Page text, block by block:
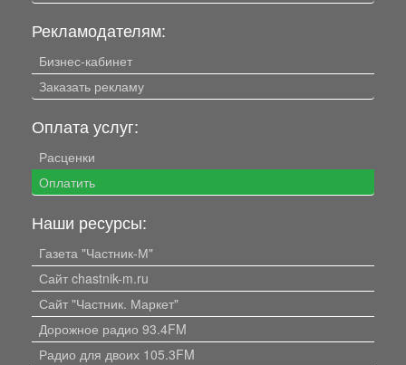
Рекламодателям:
Бизнес-кабинет
Заказать рекламу
Оплата услуг:
Расценки
Оплатить
Наши ресурсы:
Газета "Частник-М"
Сайт chastnik-m.ru
Сайт "Частник. Маркет"
Дорожное радио 93.4FM
Радио для двоих 105.3FM